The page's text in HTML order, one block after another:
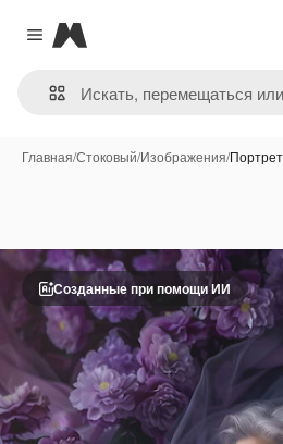
Close menu
Magnific
Главная/Стоковый/Изображения/
Созданные при помощи ИИ